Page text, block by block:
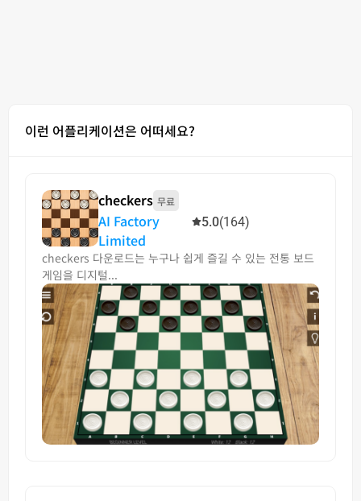
이런 어플리케이션은 어떠세요?
checkers 무료
AI Factory
Limited
5.0(164)
checkers 다운로드는 누구나 쉽게 즐길 수 있는 전통 보드
게임을 디지털...